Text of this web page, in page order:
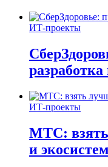
ИТ-проекты
разработка
ИТ-проекты
МТС: взять
и